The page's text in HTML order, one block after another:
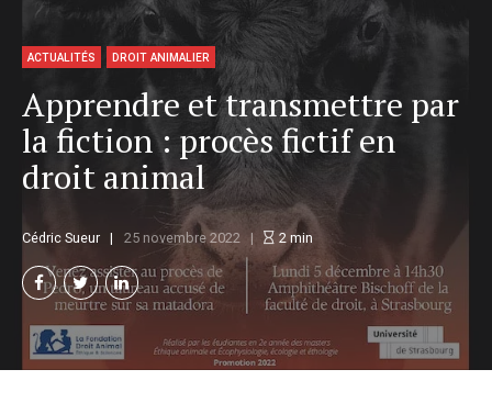
ACTUALITÉS DROIT ANIMALIER
Apprendre et transmettre par
la fiction : procès fictif en
droit animal
Cédric Sueur 25 novembre 2022 2 min